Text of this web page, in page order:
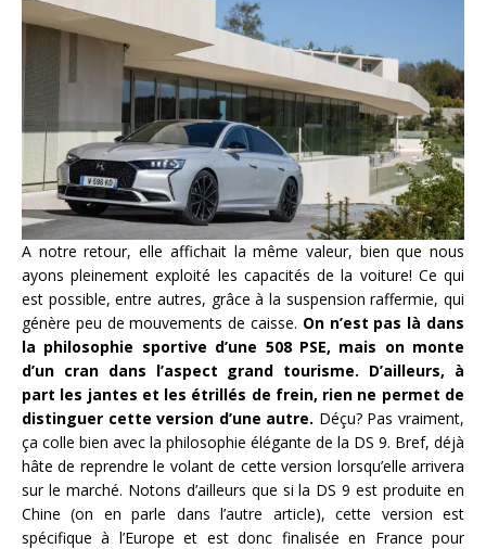
A notre retour, elle affichait la même valeur, bien que nous
ayons pleinement exploité les capacités de la voiture! Ce qui
est possible, entre autres, grâce à la suspension raffermie, qui
génère peu de mouvements de caisse. On n’est pas là dans
la philosophie sportive d’une 508 PSE, mais on monte
d’un cran dans l’aspect grand tourisme. D’ailleurs, à
part les jantes et les étrillés de frein, rien ne permet de
distinguer cette version d’une autre. Déçu? Pas vraiment,
ça colle bien avec la philosophie élégante de la DS 9. Bref, déjà
hâte de reprendre le volant de cette version lorsqu’elle arrivera
sur le marché. Notons d’ailleurs que si la DS 9 est produite en
Chine (on en parle dans l’autre article), cette version est
spécifique à l’Europe et est donc finalisée en France pour